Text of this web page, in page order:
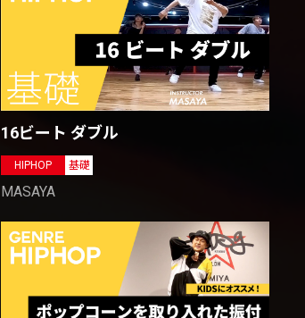
16ビート ダブル
HIPHOP 基礎
MASAYA